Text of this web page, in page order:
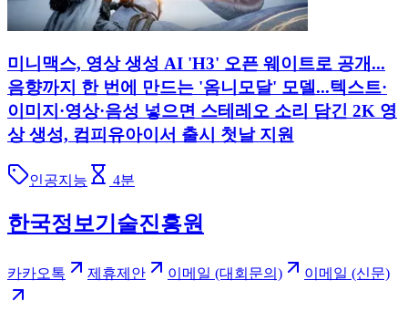
미니맥스, 영상 생성 AI 'H3' 오픈 웨이트로 공개...
음향까지 한 번에 만드는 '옴니모달' 모델...텍스트·
이미지·영상·음성 넣으면 스테레오 소리 담긴 2K 영
상 생성, 컴피유아이서 출시 첫날 지원
인공지능 4분
한국정보기술진흥원
카카오톡 제휴제안 이메일 (대회문의) 이메일 (신문)